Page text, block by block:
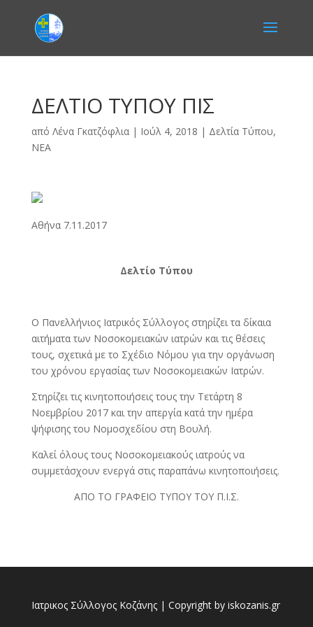
ΔΕΛΤΙΟ ΤΥΠΟΥ ΠΙΣ
από Λένα Γκατζόφλια| Ιούλ 4, 2018 | Δελτία Τύπου,
ΝΕΑ
Αθήνα 7.11.2017
Δελτίο Τύπου
Ο Πανελλήνιος Ιατρικός Σύλλογος στηρίζει τα δίκαια
αιτήματα των Νοσοκομειακών ιατρών και τις θέσεις
τους, σχετικά με το Σχέδιο Νόμου για την οργάνωση
του χρόνου εργασίας των Νοσοκομειακών Ιατρών.
Στηρίζει τις κινητοποιήσεις τους την Τετάρτη 8
Νοεμβρίου 2017 και την απεργία κατά την ημέρα
ψήφισης του Νομοσχεδίου στη Βουλή.
Καλεί όλους τους Νοσοκομειακούς ιατρούς να
συμμετάσχουν ενεργά στις παραπάνω κινητοποιήσεις.
ΑΠΟ ΤΟ ΓΡΑΦΕΙΟ ΤΥΠΟΥ ΤΟΥ Π.Ι.Σ.
Ιατρικος Σύλλογος Κοζάνης | Copyright by iskozanis.gr